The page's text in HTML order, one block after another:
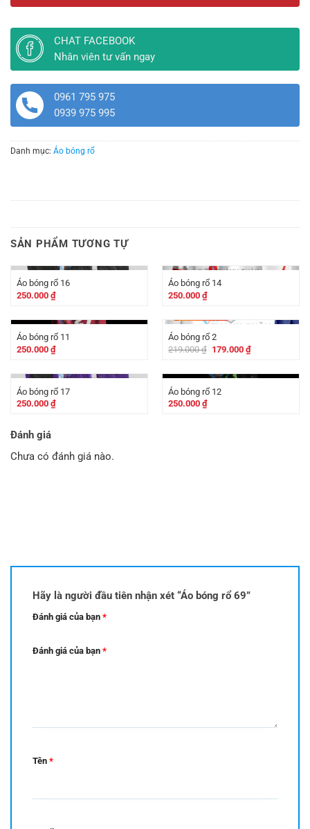
CHAT FACEBOOK
Nhân viên tư vấn ngay
0961 795 975
0939 975 995
Danh mục: Áo bóng rổ
SẢN PHẨM TƯƠNG TỰ
Áo bóng rổ 16
250.000 ₫
Áo bóng rổ 14
250.000 ₫
Áo bóng rổ 11
250.000 ₫
Áo bóng rổ 2
219.000₫ Giá
219.000 ₫.
179.000 ₫Giá
hiện
là:
179.000 ₫.
Áo bóng rổ 17
250.000 ₫
Áo bóng rổ 12
250.000 ₫
Đánh giá
Chưa có đánh giá nào.
Hãy là người đầu tiên nhận xét “Áo bóng rổ 69”
Đánh giá của bạn *
Đánh giá của bạn *
Tên *